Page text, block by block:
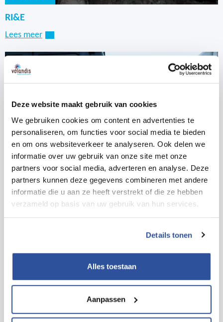
Deze website maakt gebruik van cookies
We gebruiken cookies om content en advertenties te
personaliseren, om functies voor social media te bieden
en om ons websiteverkeer te analyseren. Ook delen we
informatie over uw gebruik van onze site met onze
partners voor social media, adverteren en analyse. Deze
partners kunnen deze gegevens combineren met andere
informatie die u aan ze heeft verstrekt of die ze hebben
verzameld op basis van uw gebruik van hun services.
Details tonen
Alles toestaan
Aanpassen
RI&E
Lees meer